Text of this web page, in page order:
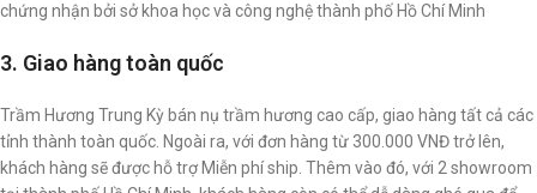
chứng nhận bởi sở khoa học và công nghệ thành phố Hồ Chí Minh
3. Giao hàng toàn quốc
Trầm Hương Trung Kỳ bán nụ trầm hương cao cấp, giao hàng tất cả các
tỉnh thành toàn quốc. Ngoài ra, với đơn hàng từ 300.000 VNĐ trở lên,
khách hàng sẽ được hỗ trợ Miễn phí ship. Thêm vào đó, với 2 showroom